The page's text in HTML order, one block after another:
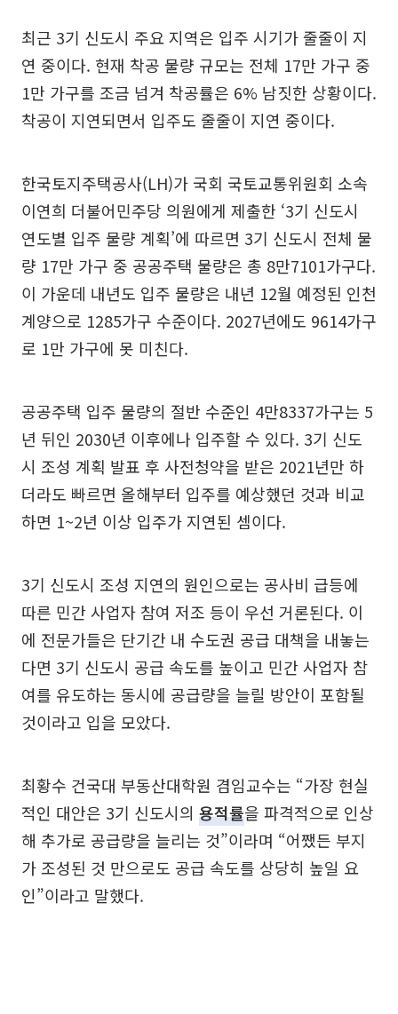
최근 3기 신도시 주요 지역은 입주 시기가 줄줄이 지
연 중이다. 현재 착공 물량 규모는 전체 17만 가구 중
1만 가구를 조금 넘겨 착공률은 6% 남짓한 상황이다.
착공이 지연되면서 입주도 줄줄이 지연 중이다.
한국토지주택공사(LH)가 국회 국토교통위원회 소속
이연희 더불어민주당 의원에게 제출한 ‘3기 신도시
연도별 입주 물량 계획’에 따르면 3기 신도시 전체 물
량 17만 가구 중 공공주택 물량은 총 8만7101가구다.
이 가운데 내년도 입주 물량은 내년 12월 예정된 인천
계양으로 1285가구 수준이다. 2027년에도 9614가구
로 1만 가구에 못 미친다.
공공주택 입주 물량의 절반 수준인 4만8337가구는 5
년 뒤인 2030년 이후에나 입주할 수 있다. 3기 신도
시 조성 계획 발표 후 사전청약을 받은 2021년만 하
더라도 빠르면 올해부터 입주를 예상했던 것과 비교
하면 1~2년 이상 입주가 지연된 셈이다.
3기 신도시 조성 지연의 원인으로는 공사비 급등에
따른 민간 사업자 참여 저조 등이 우선 거론된다. 이
에 전문가들은 단기간 내 수도권 공급 대책을 내놓는
다면 3기 신도시 공급 속도를 높이고 민간 사업자 참
여를 유도하는 동시에 공급량을 늘릴 방안이 포함될
것이라고 입을 모았다.
최황수 건국대 부동산대학원 겸임교수는 “가장 현실
적인 대안은 3기 신도시의 용적률을 파격적으로 인상
해 추가로 공급량을 늘리는 것”이라며 “어쨌든 부지
가 조성된 것 만으로도 공급 속도를 상당히 높일 요
인”이라고 말했다.